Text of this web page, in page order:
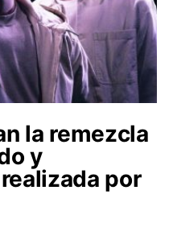
la remezcla
y
por